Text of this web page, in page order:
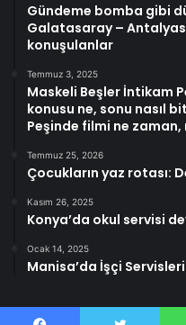
Gündeme bomba gibi
Galatasaray –
konuşulanlar
Temmuz 3, 2025
Maskeli Beşler İntikam
konusu ne, sonu nasıl
Peşinde filmi ne
Temmuz 25, 2026
Çocukların yaz rotası:
Kasım 26, 2025
Konya’da okul servisi
Ocak 14, 2025
Manisa’da İşçi